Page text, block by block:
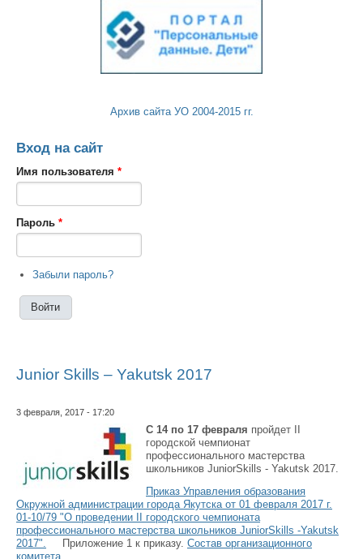
Архив сайта УО 2004-2015 гг.
Вход на сайт
Имя пользователя *
Пароль *
Забыли пароль?
Junior Skills – Yakutsk 2017
3 февраля, 2017 - 17:20
C 14 по 17 февраля пройдет II
городской чемпионат
профессионального мастерства
школьников JuniorSkills - Yakutsk 2017.
Приказ Управления образования
Окружной администрации города Якутска от 01 февраля 2017 г.
01-10/79 "О проведении
II городского чемпионата
профессионального мастерства школьников JuniorSkills -Yakutsk
2017". Приложение 1 к приказу. Состав организационного
комитета.